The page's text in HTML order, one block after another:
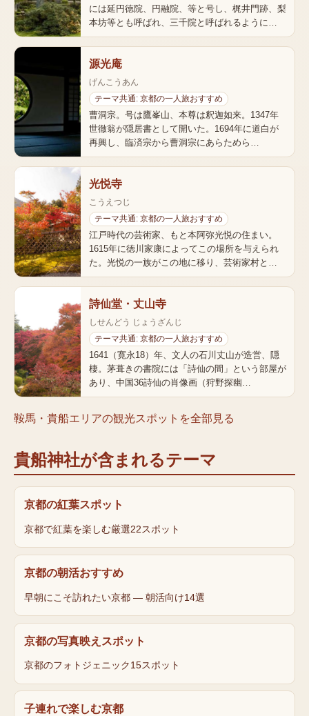
には延円徳院、円融院、等と号し、梶井門跡、梨
本坊等とも呼ばれ、三千院と呼ばれるように…
源光庵
げんこうあん
テーマ共通: 京都の一人旅おすすめ
曹洞宗。号は鷹峯山、本尊は釈迦如来。1347年
世徹翁が隠居書として開いた。1694年に道白が
再興し、臨済宗から曹洞宗にあらためら…
光悦寺
こうえつじ
テーマ共通: 京都の一人旅おすすめ
江戸時代の芸術家、もと本阿弥光悦の住まい。
1615年に徳川家康によってこの場所を与えられ
た。光悦の一族がこの地に移り、芸術家村と…
詩仙堂・丈山寺
しせんどう じょうざんじ
テーマ共通: 京都の一人旅おすすめ
1641（寛永18）年、文人の石川丈山が造営、隠
棲。茅葺きの書院には「詩仙の間」という部屋が
あり、中国36詩仙の肖像画（狩野探幽…
鞍馬・貴船エリアの観光スポットを全部見る
貴船神社が含まれるテーマ
京都の紅葉スポット
京都で紅葉を楽しむ厳選22スポット
京都の朝活おすすめ
早朝にこそ訪れたい京都 — 朝活向け14選
京都の写真映えスポット
京都のフォトジェニック15スポット
子連れで楽しむ京都